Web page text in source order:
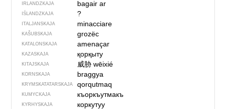
IRLANDZKAJA bagair ar
IŚLANDZKAJA ?
ITALJANSKAJA minacciare
KAŠUBSKAJA grozëc
KATALONSKAJA amenaçar
KAZASKAJA қорқыту
KITAJSKAJA 威胁wēixié
KORNSKAJA braggya
KRYMSKA­TATARSKAJA qorqutmaq
KUMYCKAJA къоркъутмакъ
KYRHYSKAJA коркутуу